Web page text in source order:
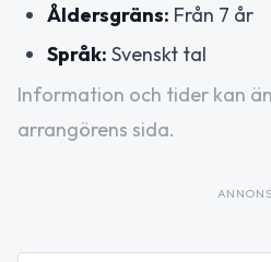
Åldersgräns: Från 7 år
Språk: Svenskt tal
Information och tider kan
arrangörens sida.
ANNONS